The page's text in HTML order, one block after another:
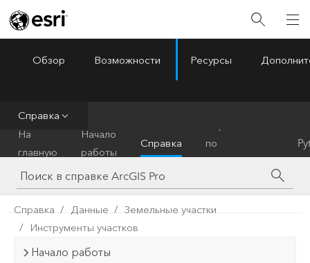
ArcGIS Pro
Обзор Возможности Ресурсы
Справка
На
главную
Начало
работы
Справка
по
инструментам
Справка Данные
Земельные участки
Инструменты участков
Начало работы